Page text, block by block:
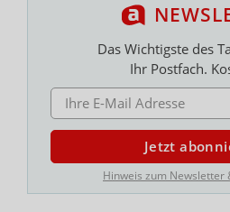
Das Wichtigste des
Ihr Postfach.
E-MAIL ADRESSE
Jetzt
Hinweis zum Newsletter